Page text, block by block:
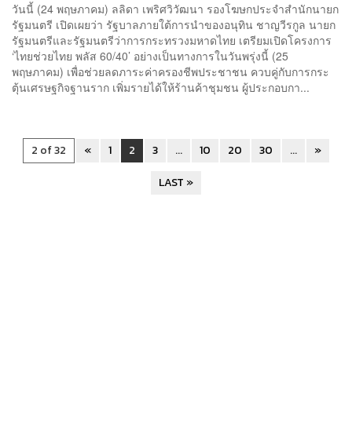
วันนี้ (24 พฤษภาคม) ลลิดา เพริศวิวัฒนา รองโฆษกประจำสำนักนายก
รัฐมนตรี เปิดเผยว่า รัฐบาลภายใต้การนำของอนุทิน ชาญวีรกูล นายก
รัฐมนตรีและรัฐมนตรีว่าการกระทรวงมหาดไทย เตรียมเปิดโครงการ
‘ไทยช่วยไทย พลัส 60/40’ อย่างเป็นทางการในวันพรุ่งนี้ (25
พฤษภาคม) เพื่อช่วยลดภาระค่าครองชีพประชาชน ควบคู่กับการกระ
ตุ้นเศรษฐกิจฐานราก เพิ่มรายได้ให้ร้านค้าชุมชน ผู้ประกอบกา...
2 of 32 « 1 2 3 ... 10 20 30 ...
»
LAST »